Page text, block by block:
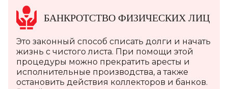
БАНКРОТСТВО ФИЗИЧЕСКИХ ЛИЦ
Это законный способ списать долги и начать
жизнь с чистого листа. При помощи этой
процедуры можно прекратить аресты и
исполнительные производства, а также
остановить действия коллекторов и банков.